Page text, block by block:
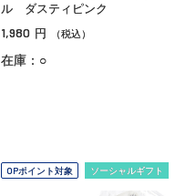
ル ダスティピンク
1,980 円 （税込）
在庫：○
OPポイント対象 ソーシャルギフト